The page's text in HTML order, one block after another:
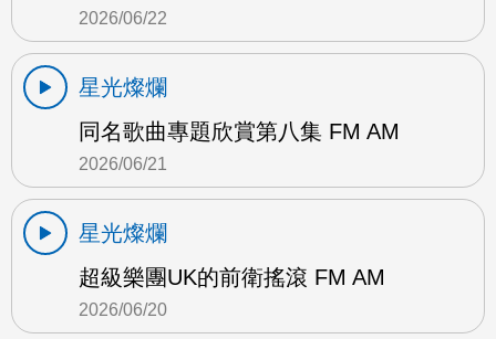
2026/06/22
星光燦爛
同名歌曲專題欣賞第八集 FM AM
2026/06/21
星光燦爛
超級樂團UK的前衛搖滾 FM AM
2026/06/20